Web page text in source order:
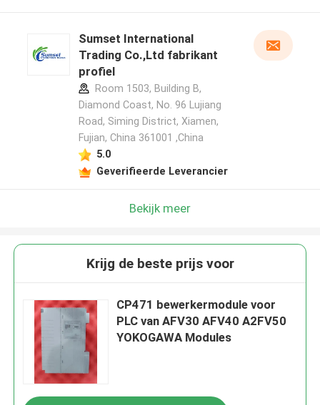
Sumset International
Trading Co.,Ltd fabrikant
profiel
Room 1503, Building B,
Diamond Coast, No. 96 Lujiang
Road, Siming District, Xiamen,
Fujian, China 361001 ,China
5.0
Geverifieerde Leverancier
Bekijk meer
Krijg de beste prijs voor
CP471 bewerkermodule voor
PLC van AFV30 AFV40 A2FV50
YOKOGAWA Modules